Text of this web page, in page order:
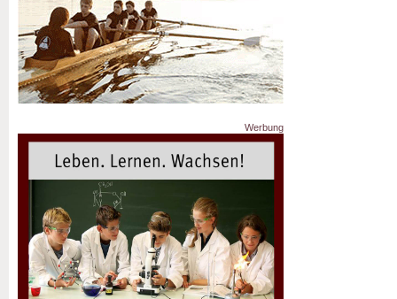
Werbung